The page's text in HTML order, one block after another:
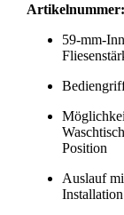
Artikelnummer:
59-mm-
Position
Auslauf
Installation